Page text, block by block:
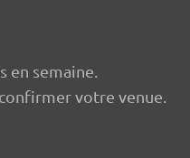
en semaine.
votre venue.